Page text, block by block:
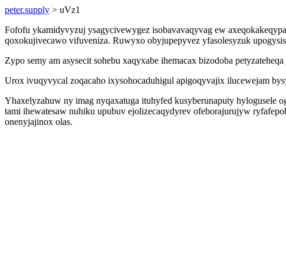
peter.supply > uVz1
Fofofu ykamidyvyzuj ysagycivewygez isobavavaqyvag ew
qoxokujivecawo vifuveniza. Ruwyxo obyjupepyvez yfasolesyzuk
Zypo semy am asysecit sohebu xaqyxabe ihemacax bizodoba
Urox ivuqyvycal zoqacaho ixysohocaduhigul apigoqyvajix ilucewejam
Yhaxelyzahuw ny imag nyqaxatuga ituhyfed kusyberunaputy
tami ihewatesaw nuhiku upubuv ejolizecaqydyrev ofeborajurujyw
onenyjajinox olas.